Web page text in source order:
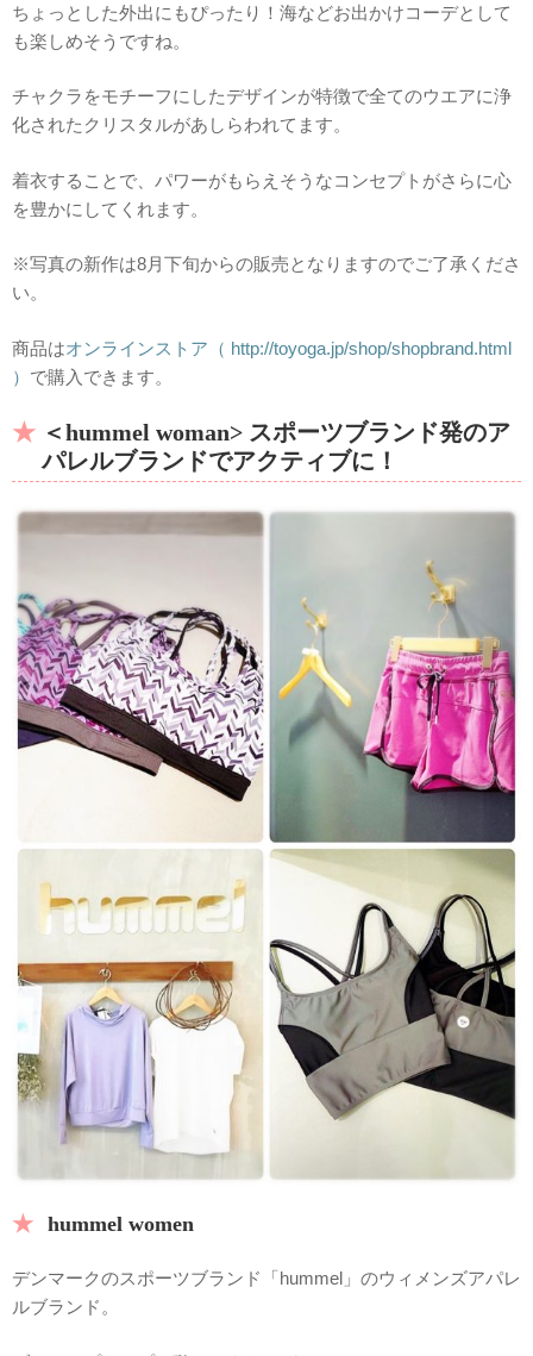
ちょっとした外出にもぴったり！海などお出かけコーデとして
も楽しめそうですね。
チャクラをモチーフにしたデザインが特徴で全てのウエアに浄
化されたクリスタルがあしらわれてます。
着衣することで、パワーがもらえそうなコンセプトがさらに心
を豊かにしてくれます。
※写真の新作は8月下旬からの販売となりますのでご了承くださ
い。
商品はオンラインストア（ http://toyoga.jp/shop/shopbrand.html
） で購入できます。
＜hummel woman> スポーツブランド発のア
パレルブランドでアクティブに！
hummel women
デンマークのスポーツブランド「hummel」のウィメンズアパレ
ルブランド。